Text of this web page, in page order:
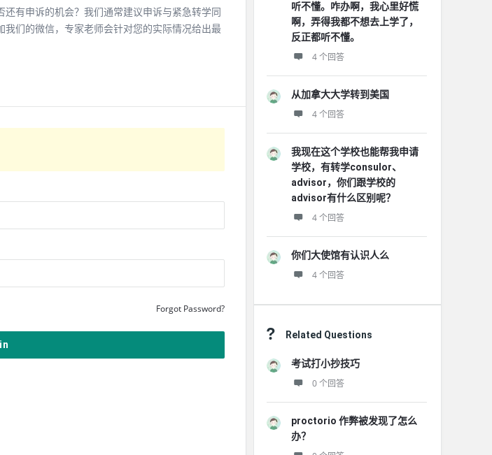
有申诉的机会？我们通常建议申诉与紧急转学同
们的微信，专家老师会针对您的实际情况给出最
Forgot Password?
听不懂。咋办啊，我心里好慌
啊，弄得我都不想去上学了，
反正都听不懂。
4 个回答
从加拿大大学转到美国
4 个回答
我现在这个学校也能帮我申请
学校，有转学consulor、
advisor，你们跟学校的
advisor有什么区别呢？
4 个回答
你们大使馆有认识人么
4 个回答
Related Questions
考试打小抄技巧
0 个回答
proctorio 作弊被发现了怎么
办？